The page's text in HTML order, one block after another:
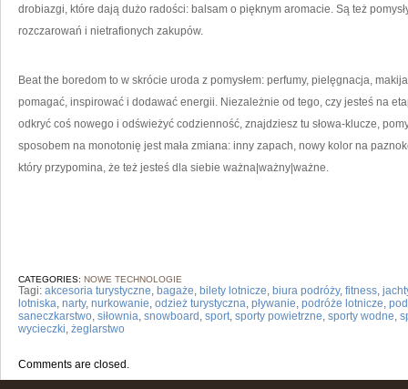
drobiazgi, które dają dużo radości: balsam o pięknym aromacie. Są też
rozczarowań i nietrafionych zakupów.
Beat the boredom to w skrócie uroda z pomysłem: perfumy, pielęgnacja,
pomagać, inspirować i dodawać energii. Niezależnie od tego, czy jesteś na
odkryć coś nowego i odświeżyć codzienność, znajdziesz tu słowa-klucze,
sposobem na monotonię jest mała zmiana: inny zapach, nowy kolor na
który przypomina, że też jesteś dla siebie ważna|ważny|ważne.
CATEGORIES: NOWE TECHNOLOGIE
Tagi: akcesoria turystyczne, bagaże, bilety lotnicze, biura podróży, fitness,
lotniska, narty, nurkowanie, odzież turystyczna, pływanie, podróże lotnicze,
saneczkarstwo, siłownia, snowboard , sport, sporty powietrzne, sporty wodne,
wycieczki, żeglarstwo
Comments are closed.